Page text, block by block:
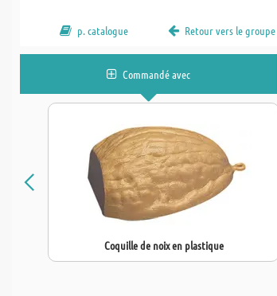
p. catalogue Retour vers le
Commandé avec
Coquille de noix en plastique